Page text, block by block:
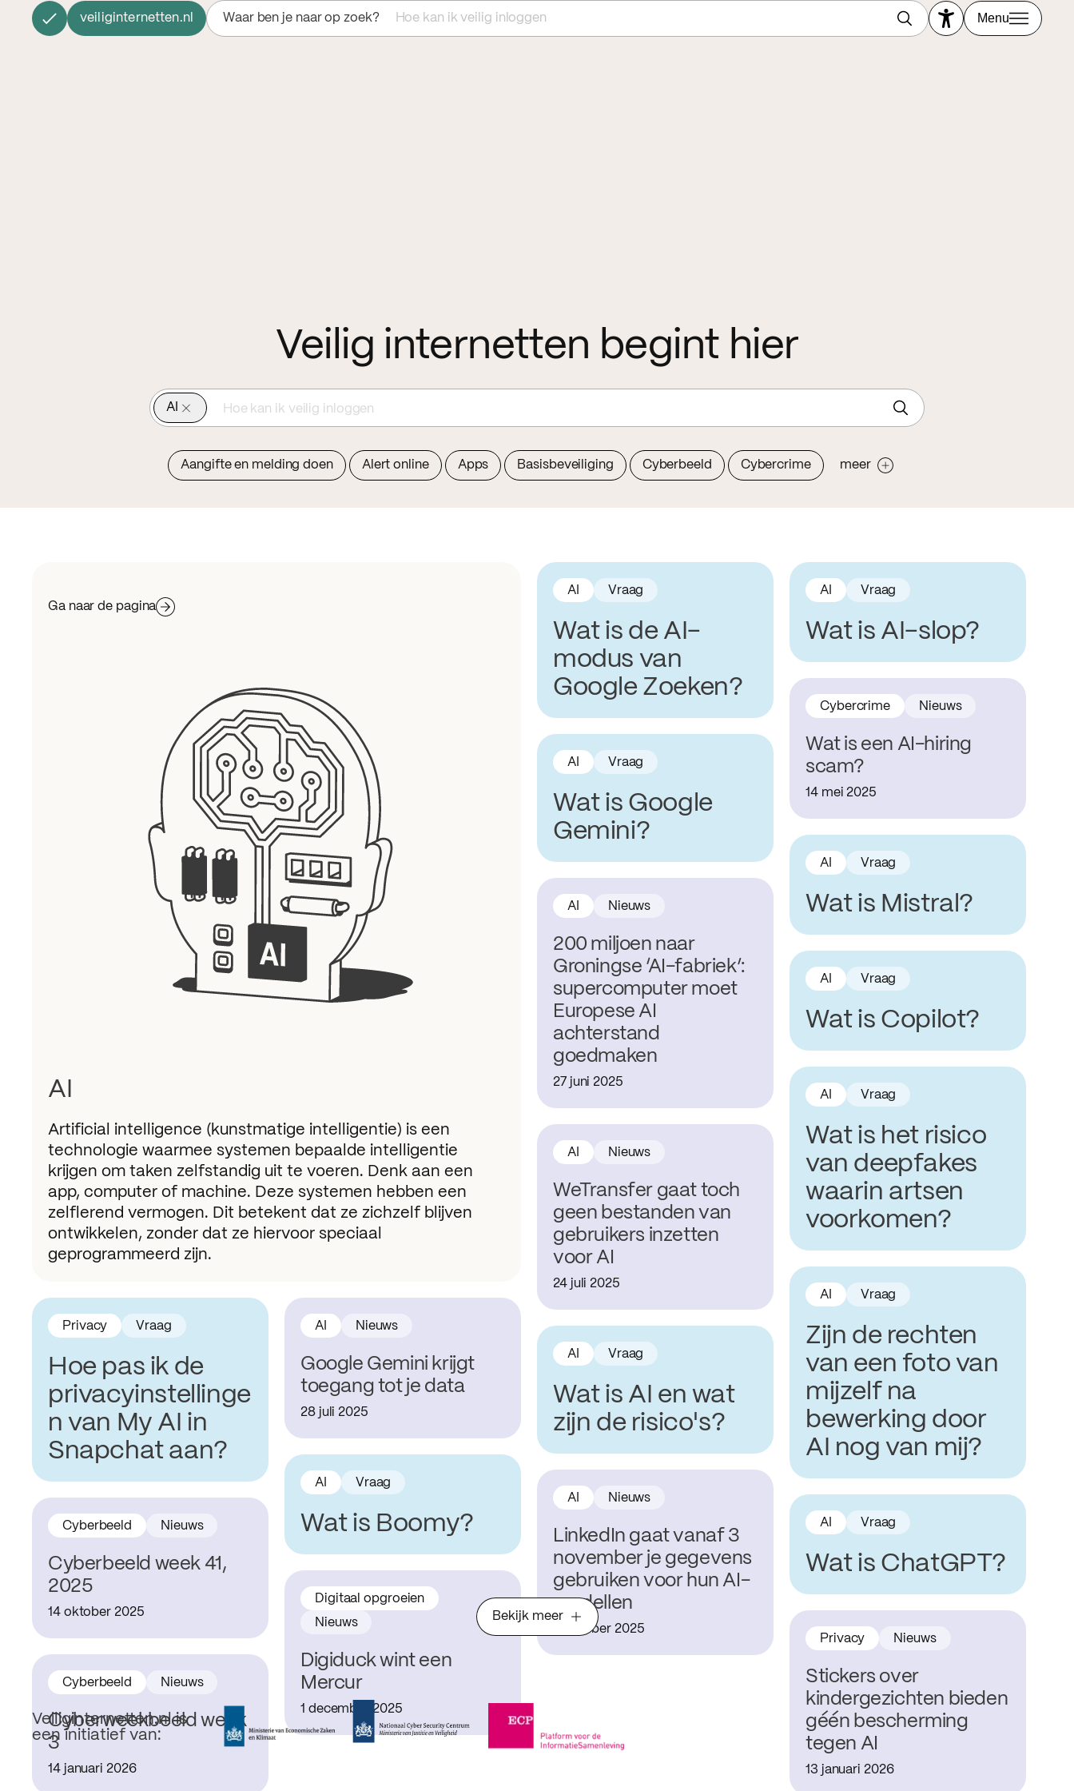
veiliginternetten.nl Waar ben je naar op zoek?
Hoe kan ik veilig inloggen
Menu
Veilig internetten begint hier
AI Hoe kan ik veilig inloggen
Aangifte en melding doen Alert online Apps Basisbeveiliging Cyberbeeld Cybercrime meer
AI
Artificial intelligence (kunstmatige intelligentie) is een
technologie waarmee systemen bepaalde intelligentie
krijgen om taken zelfstandig uit te voeren. Denk aan een
app, computer of machine. Deze systemen hebben een
zelflerend vermogen. Dit betekent dat ze zichzelf blijven
ontwikkelen, zonder dat ze hiervoor speciaal
geprogrammeerd zijn.
Ga naar de pagina
Wat is de AI-
modus van
Google Zoeken?
AI Vraag
Wat is AI-slop?
AI Vraag
Wat is een AI-hiring
scam?
Cybercrime Nieuws
14 mei 2025
Wat is Google
Gemini?
AI Vraag
Wat is Mistral?
AI Vraag
200 miljoen naar
Groningse ‘AI-fabriek’:
supercomputer moet
Europese AI
achterstand
goedmaken
AI Nieuws
27 juni 2025
Wat is Copilot?
AI Vraag
Wat is het risico
van deepfakes
waarin artsen
voorkomen?
AI Vraag
WeTransfer gaat toch
geen bestanden van
gebruikers inzetten
voor AI
AI Nieuws
24 juli 2025
Zijn de rechten
van een foto van
mijzelf na
bewerking door
AI nog van mij?
AI Vraag
Hoe pas ik de
privacyinstellinge
n van My AI in
Snapchat aan?
Privacy Vraag
Google Gemini krijgt
toegang tot je data
AI Nieuws
28 juli 2025
Wat is AI en wat
zijn de risico's?
AI Vraag
Wat is Boomy?
AI Vraag
LinkedIn gaat vanaf 3
november je gegevens
gebruiken voor hun AI-
modellen
AI Nieuws
3 oktober 2025
Wat is ChatGPT?
AI Vraag
Cyberbeeld week 41,
2025
Cyberbeeld Nieuws
14 oktober 2025
Digiduck wint een
Mercur
Digitaal opgroeien
Nieuws
1 december 2025
Stickers over
kindergezichten bieden
géén bescherming
tegen AI
Privacy Nieuws
13 januari 2026
Cyberweekbeeld week
3
Cyberbeeld Nieuws
14 januari 2026
Bekijk meer
Veiliginternetten.nl is
een initiatief van: